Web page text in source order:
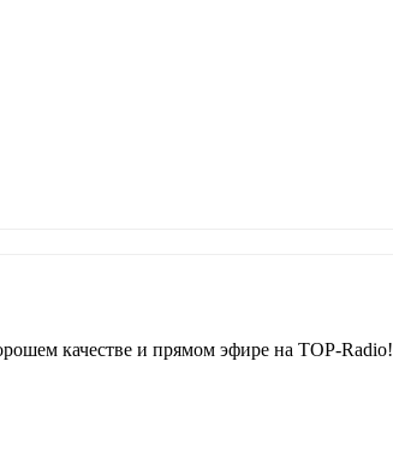
качестве и прямом эфире на TOP-Radio!